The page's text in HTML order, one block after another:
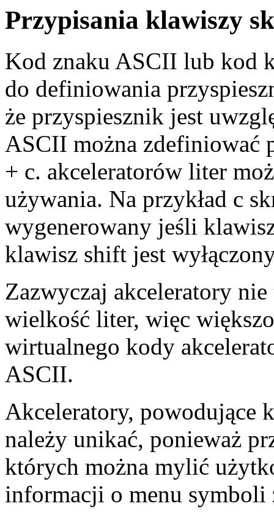
Przypisania klawiszy
Kod znaku ASCII lub kod
do definiowania
że przyspiesznik jest
ASCII można zdefiniować
+ c. akceleratorów liter
używania. Na przykład c
wygenerowany jeśli
klawisz shift jest
Zazwyczaj akceleratory
wielkość liter, więc
wirtualnego kody
ASCII.
Akceleratory, powodujące
należy unikać, ponieważ
których można mylić
informacji o menu symboli